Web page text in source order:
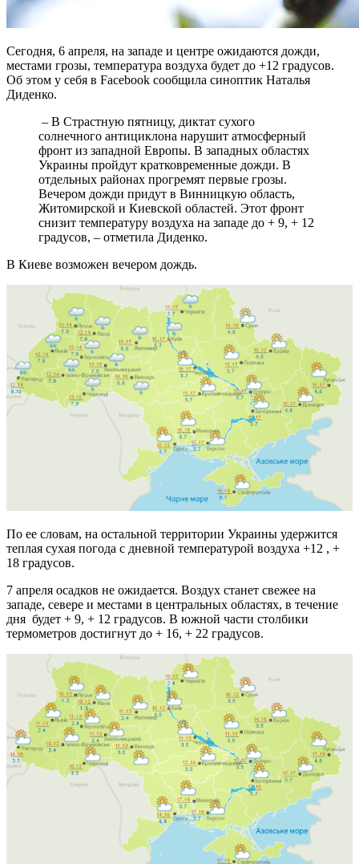
Сегодня, 6 апреля, на западе и центре ожидаются дожди,
местами грозы, температура воздуха будет до +12 градусов.
Об этом у себя в Facebook cообщила синоптик Наталья
Диденко.
– В Страстную пятницу, диктат сухого
солнечного антициклона нарушит атмосферный
фронт из западной Европы. В западных областях
Украины пройдут кратковременные дожди. В
отдельных районах прогремят первые грозы.
Вечером дожди придут в Винницкую область,
Житомирской и Киевской областей. Этот фронт
снизит температуру воздуха на западе до + 9, + 12
градусов, – отметила Диденко.
В Киеве возможен вечером дождь.
По ее словам, на остальной территории Украины удержится
теплая сухая погода с дневной температурой воздуха +12 , +
18 градусов.
7 апреля осадков не ожидается. Воздух станет свежее на
западе, севере и местами в центральных областях, в течение
дня будет + 9, + 12 градусов. В южной части столбики
термометров достигнут до + 16, + 22 градусов.